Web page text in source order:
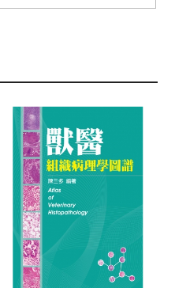
請填寫您的銀行帳號後
以利核銷作業。
，請於三日內至郵局填寫
訂購者大名一致，以利
詢「我的訂單」，查詢